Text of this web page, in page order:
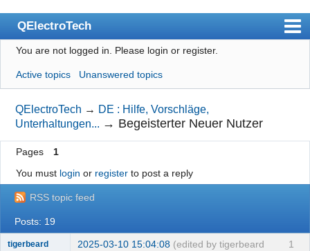
QElectroTech
Index
User list
Search
Register
Login
Site officiel
Wiki
BugTracker
You are not logged in. Please login or register.
Active topics Unanswered topics
QElectroTech → DE : Hilfe, Vorschläge,
Unterhaltungen... → Begeisterter Neuer Nutzer
Pages
1
You must login or registerto post a reply
RSS topic feed
Posts: 19
1
tigerbeard 2025-03-10 15:04:08 (edited by tigerbeard